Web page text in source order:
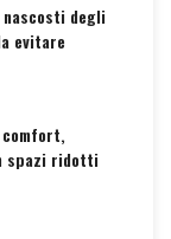
nascosti degli
evitare
comfort,
spazi ridotti